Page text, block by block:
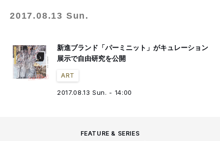
2017.08.13 Sun.
新進ブランド「パーミニット」がキュレーション
展示で自由研究を公開
ART
2017.08.13 Sun. - 14:00
FEATURE & SERIES